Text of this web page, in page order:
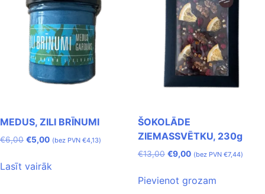
MEDUS, ZILI BRĪNUMI
€6,00 €5,00 (bez PVN €4,13)
Lasīt vairāk
ŠOKOLĀDE
ZIEMASSVĒTKU, 230g
€13,00 €9,00 (bez PVN €7,44)
Pievienot grozam